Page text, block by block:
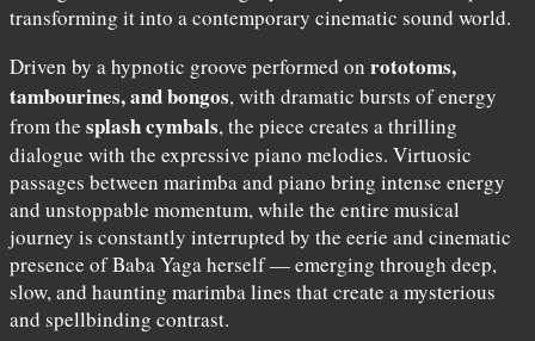
transforming it into a contemporary cinematic sound world.
Driven by a hypnotic groove performed on rototoms,
tambourines, and bongos, with dramatic bursts of energy
from the splash cymbals, the piece creates a thrilling
dialogue with the expressive piano melodies. Virtuosic
passages between marimba and piano bring intense energy
and unstoppable momentum, while the entire musical
journey is constantly interrupted by the eerie and cinematic
presence of Baba Yaga herself — emerging through deep,
slow, and haunting marimba lines that create a mysterious
and spellbinding contrast.